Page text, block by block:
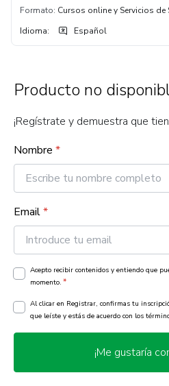
Formato: Cursos online y Servicios de
Idioma: Español
Producto no
¡Regístrate y demuestra que
Nombre *
Email*
Acepto recibir contenidos y entiendo que
momento. *
Al clicar en Registrar, confirmas tu
que leíste y estás de acuerdo con los
¡Me gustaría